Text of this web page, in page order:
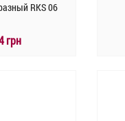
RKS 06
грн